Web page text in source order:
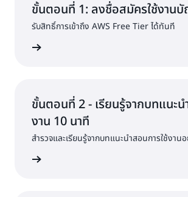
ขั้นตอนที่ 1: ลงชื่อสมัครใช้งาน
รับสิทธิ์การเข้าถึง AWS Free Tier ได้ทันที
ขั้นตอนที่ 2 - เรียนรู้จากบทแนะน
งาน 10 นาที
สำรวจและเรียนรู้จากบทแนะนำสอนการใช้งาน